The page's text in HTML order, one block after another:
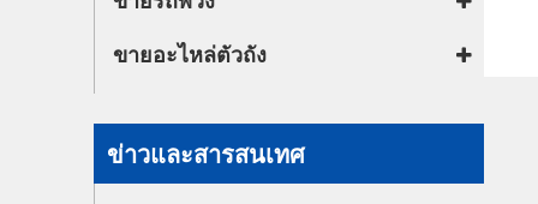
ขายอะไหล่ตัวถัง
ข่าวและสารสนเทศ